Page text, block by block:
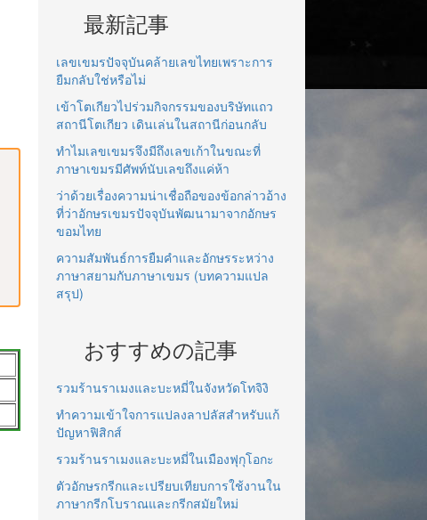
最新記事
เลขเขมรปัจจุบันคล้ายเลขไทยเพราะการ
ยืมกลับใช่หรือไม่
เข้าโตเกียวไปร่วมกิจกรรมของบริษัทแถว
สถานีโตเกียว เดินเล่นในสถานีก่อนกลับ
ทำไมเลขเขมรจึงมีถึงเลขเก้าในขณะที่
ภาษาเขมรมีศัพท์นับเลขถึงแค่ห้า
ว่าด้วยเรื่องความน่าเชื่อถือของข้อกล่าวอ้าง
ที่ว่าอักษรเขมรปัจจุบันพัฒนามาจากอักษร
ขอมไทย
ความสัมพันธ์การยืมคำและอักษรระหว่าง
ภาษาสยามกับภาษาเขมร (บทความแปล
สรุป)
おすすめの記事
รวมร้านราเมงและบะหมี่ในจังหวัดโทจิงิ
ทำความเข้าใจการแปลงลาปลัสสำหรับแก้
ปัญหาฟิสิกส์
รวมร้านราเมงและบะหมี่ในเมืองฟุกุโอกะ
ตัวอักษรกรีกและเปรียบเทียบการใช้งานใน
ภาษากรีกโบราณและกรีกสมัยใหม่